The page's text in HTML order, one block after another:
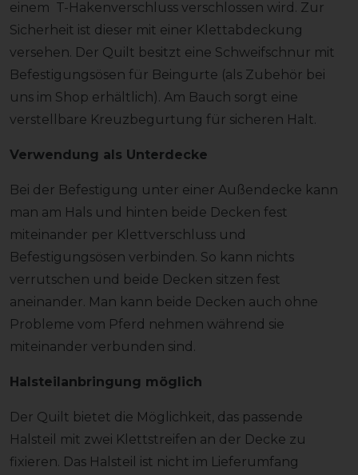
einem T-Hakenverschluss verschlossen wird. Zur
Sicherheit ist dieser mit einer Klettabdeckung
versehen. Der Quilt besitzt eine Schweifschnur mit
Befestigungsösen für Beingurte (als Zubehör bei
uns im Shop erhältlich). Am Bauch sorgt eine
verstellbare Kreuzbegurtung für sicheren Halt.
Verwendung als Unterdecke
Bei der Befestigung unter einer Außendecke kann
man am Hals und hinten beide Decken fest
miteinander per Klettverschluss und
Befestigungsösen verbinden. So kann nichts
verrutschen und beide Decken sitzen fest
aneinander. Man kann beide Decken auch ohne
Probleme vom Pferd nehmen während sie
miteinander verbunden sind.
Halsteilanbringung möglich
Der Quilt bietet die Möglichkeit, das passende
Halsteil mit zwei Klettstreifen an der Decke zu
fixieren. Das Halsteil ist nicht im Lieferumfang